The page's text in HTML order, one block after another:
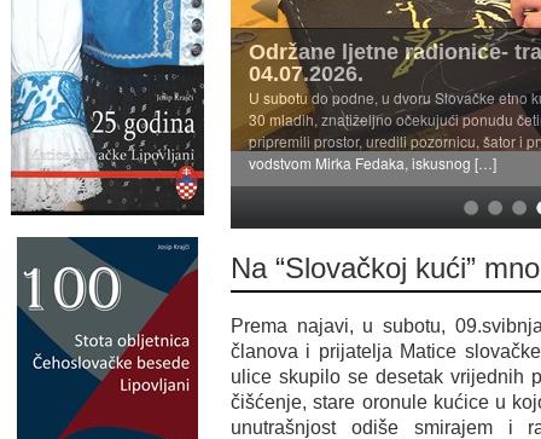
Održane ljetne radionice-
04.07.2026.
U subotu do podne, u dvoru Slovačke etno
30 mladih, znatiželjno očekujući ponudu
pripremili prostor, uredili pozornicu, šator i
vodstvom Mirka Fedaka, iskusnog […]
Na “Slovačkoj kući”
Prema najavi, u subotu,
članova i prijatelja Matice
ulice skupilo se desetak vrijednih
čišćenje, stare oronule kućice u
unutrašnjost odiše smirajem i